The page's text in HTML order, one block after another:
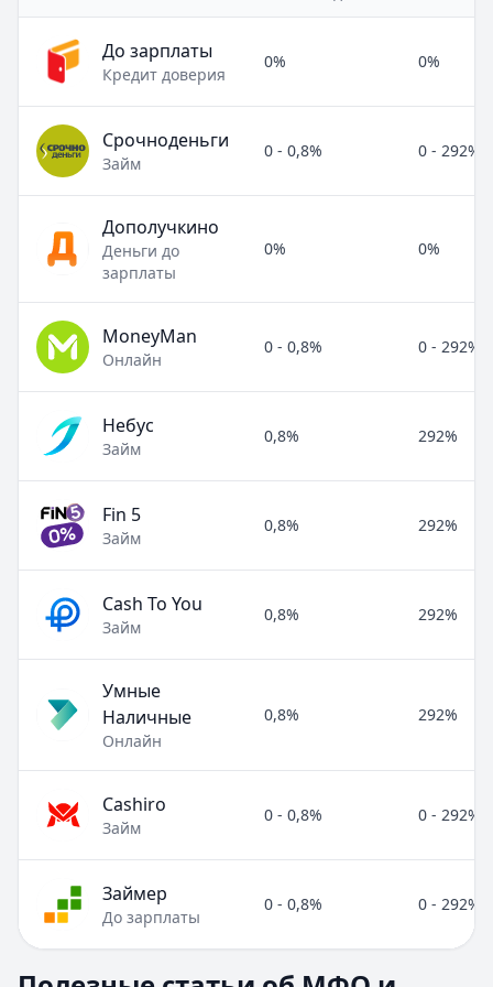
До зарплаты
Кредит доверия
0% 0%
Срочноденьги
Займ
0 - 0,8% 0 - 292%
Дополучкино
Деньги до
зарплаты
0% 0%
MoneyMan
Онлайн
0 - 0,8% 0 - 292%
Небус
Займ
0,8% 292%
Fin 5
Займ
0,8% 292%
Cash To You
Займ
0,8% 292%
Умные
Наличные
Онлайн
0,8% 292%
Cashiro
Займ
0 - 0,8% 0 - 292%
Займер
До зарплаты
0 - 0,8% 0 - 292%